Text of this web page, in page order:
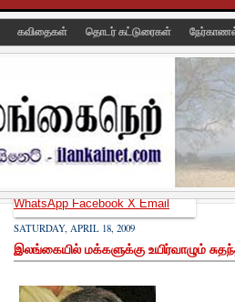
கவிதைகள் தொடர் கட்டுரைகள்
SATURDAY, APRIL 18, 2009
இலங்கையில் மக்களுக்கு உயிர்வாழும்
WhatsAppFacebookXEmail